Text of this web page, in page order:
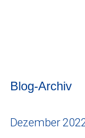
Blog-Archiv
Dezember